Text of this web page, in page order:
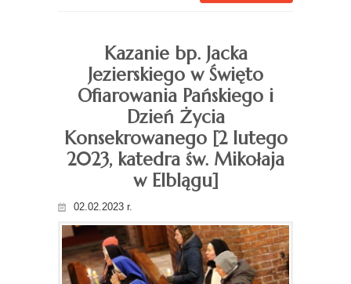
Kazanie bp. Jacka
Jezierskiego w Święto
Ofiarowania Pańskiego i
Dzień Życia
Konsekrowanego [2 lutego
2023, katedra św. Mikołaja
w Elblągu]
02.02.2023 r.